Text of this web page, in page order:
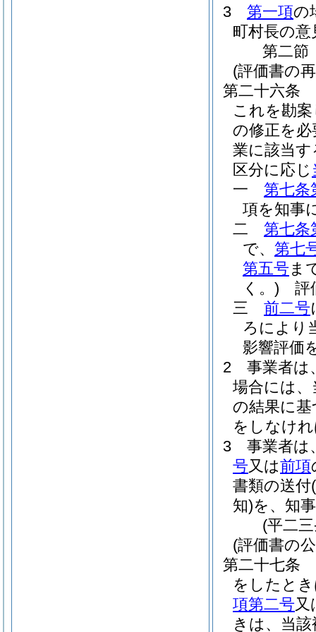
3
第一項の
町村長の
第二節
(評価書の
第二十六条
これを勘
の修正を
業に該当
区分に応じ
一
第七条
項を知事
二
第七条
で、 第七
第五号ま
く。) 評
三
前二号
ろにより
影響評価
2
事業者は
場合には、
の結果に
をしなけ
3
事業者は
号又は前項
書類の送付
知)を、知
(平二
(評価書の
第二十七条
をしたと
項第二号又
きは、当